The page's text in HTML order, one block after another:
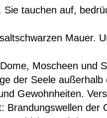
Sie tauchen auf,
Mauer.
Moscheen und
der Seele außerhalb
Gewohnheiten.
Brandungswellen der